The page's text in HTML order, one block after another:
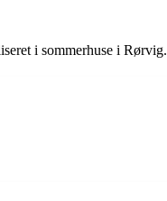
i sommerhuse i Rørvig.